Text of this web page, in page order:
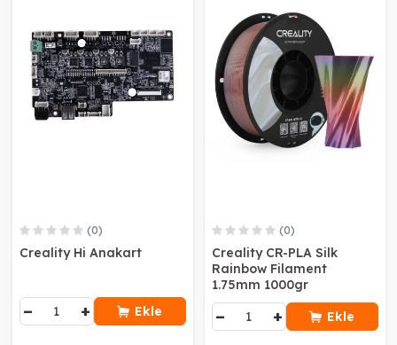
(0)
Creality Hi Anakart
− + Ekle
(0)
Creality CR-PLA Silk
Rainbow Filament
1.75mm 1000gr
− + Ekle